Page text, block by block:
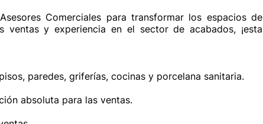
Comerciales para transformar los espacios de
ventas y experiencia en el sector de acabados, ¡esta
paredes, griferías, cocinas y porcelana sanitaria.
absoluta para las ventas.